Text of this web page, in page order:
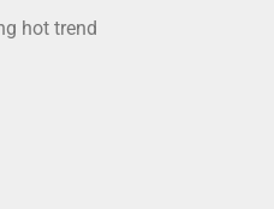
hot trend